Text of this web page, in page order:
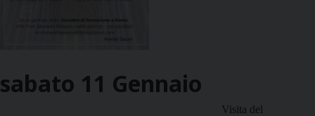
sabato 11 Gennaio
Visita del